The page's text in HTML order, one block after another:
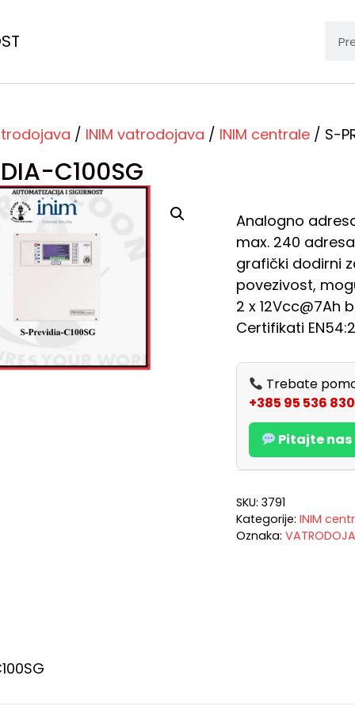
/ INIM vatrodojava / INIM centrale / S-
C100SG
Analogno
max. 240
grafički dodirni
povezivost,
2 x 12Vcc@7Ah
Certifikati
Trebate
+385 95 536
Pitajte
SKU: 3791
Kategorije: INIM
Oznaka: